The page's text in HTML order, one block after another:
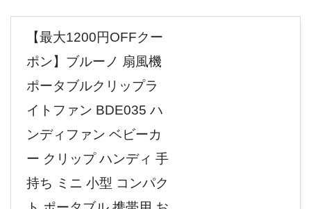
【最大1200円OFFクー
ポン】ブルーノ 扇風機
ポータブルクリップラ
イトファン BDE035 ハ
ンディファン ベビーカ
ー クリップ ハンディ 手
持ち ミニ 小型 コンパク